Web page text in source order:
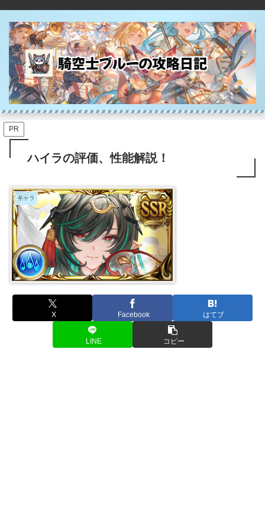
PR
ハイラの評価、性能解説！
キャラ
X Facebook はてブ
LINE コピー